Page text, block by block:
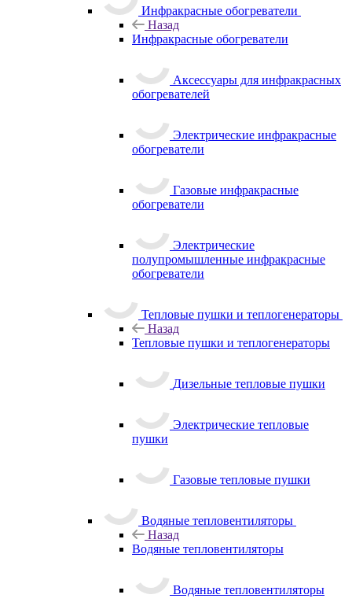
Инфракрасные обогреватели
Назад
Инфракрасные обогреватели
Аксессуары для инфракрасных
обогревателей
Электрические инфракрасные
обогреватели
Газовые инфракрасные
обогреватели
Электрические
полупромышленные инфракрасные
обогреватели
Тепловые пушки и теплогенераторы
Назад
Тепловые пушки и теплогенераторы
Дизельные тепловые пушки
Электрические тепловые
пушки
Газовые тепловые пушки
Водяные тепловентиляторы
Назад
Водяные тепловентиляторы
Водяные тепловентиляторы